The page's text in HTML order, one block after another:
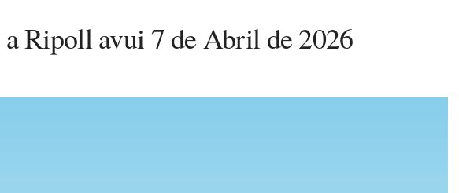
Ripoll avui 7 de Abril de 2026